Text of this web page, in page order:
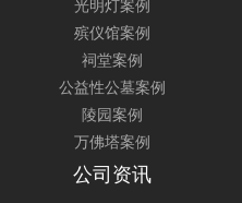
光明灯案例
殡仪馆案例
祠堂案例
公益性公墓案例
陵园案例
万佛塔案例
公司资讯